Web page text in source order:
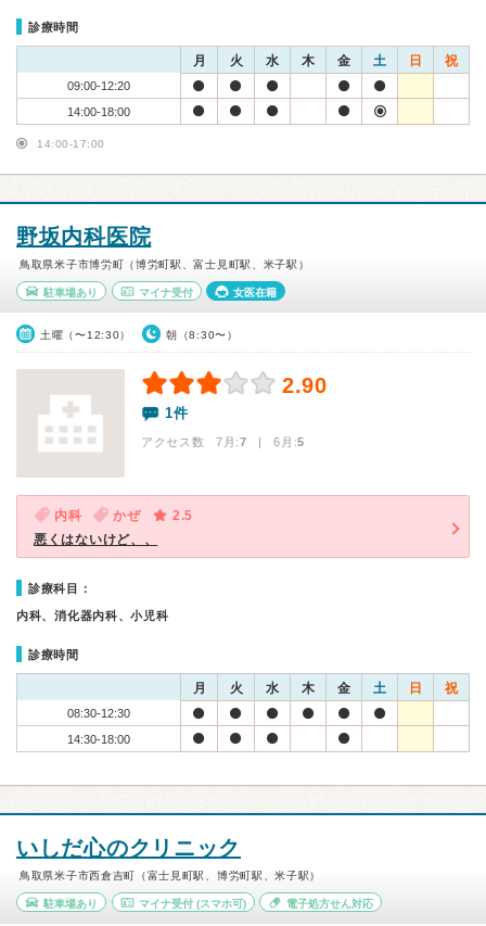
診療時間
月 火 水 木 金 土 日 祝
09:00-12:20
14:00-18:00
14:00-17:00
野坂内科医院
鳥取県米子市博労町（博労町駅、富士見町駅、米子駅）
駐車場あり マイナ受付 女医在籍
土曜（〜12:30） 朝（8:30〜）
2.90
1件
アクセス数 7月:7 | 6月:5
内科 かぜ
2.5
悪くはないけど、、
診療科目：
内科、消化器内科、小児科
診療時間
月 火 水 木 金 土 日 祝
08:30-12:30
14:30-18:00
いしだ心のクリニック
鳥取県米子市西倉吉町（富士見町駅、博労町駅、米子駅）
駐車場あり マイナ受付(スマホ可) 電子処方せん対応